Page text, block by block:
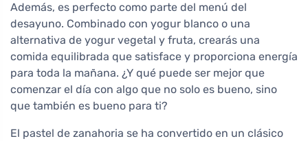
Además, es perfecto como parte del menú del
desayuno. Combinado con yogur blanco o una
alternativa de yogur vegetal y fruta, crearás una
comida equilibrada que satisface y proporciona energía
para toda la mañana. ¿Y qué puede ser mejor que
comenzar el día con algo que no solo es bueno, sino
que también es bueno para ti?
El pastel de zanahoria se ha convertido en un clásico